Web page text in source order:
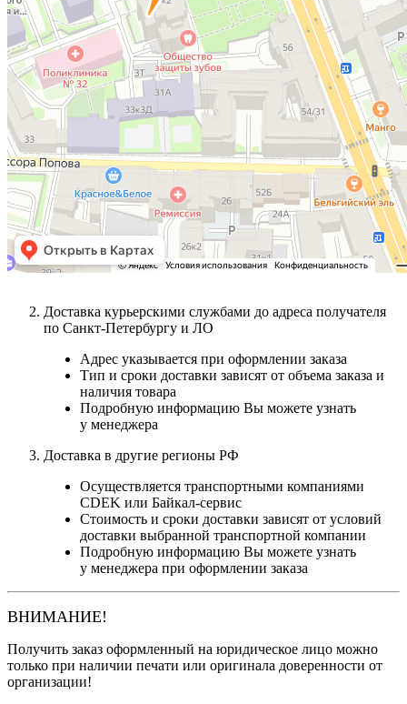
Доставка курьерскими службами до адреса получателя
по Санкт-Петербургу и ЛО
Адрес указывается при оформлении заказа
Тип и сроки доставки зависят от объема заказа и
наличия товара
Подробную информацию Вы можете узнать
у менеджера
Доставка в другие регионы РФ
Осуществляется транспортными компаниями
CDEK или Байкал-сервис
Стоимость и сроки доставки зависят от условий
доставки выбранной транспортной компании
Подробную информацию Вы можете узнать
у менеджера при оформлении заказа
ВНИМАНИЕ!
Получить заказ оформленный на юридическое лицо можно
только при наличии печати или оригинала доверенности от
организации!